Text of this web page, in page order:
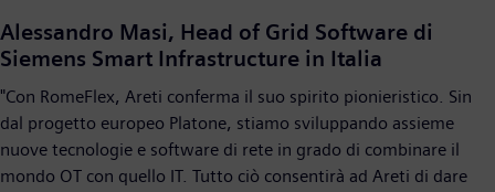
Alessandro Masi, Head of Grid Software di
Siemens Smart Infrastructure in Italia
"Con RomeFlex, Areti conferma il suo spirito pionieristico. Sin
dal progetto europeo Platone, stiamo sviluppando assieme
nuove tecnologie e software di rete in grado di combinare il
mondo OT con quello IT. Tutto ciò consentirà ad Areti di dare